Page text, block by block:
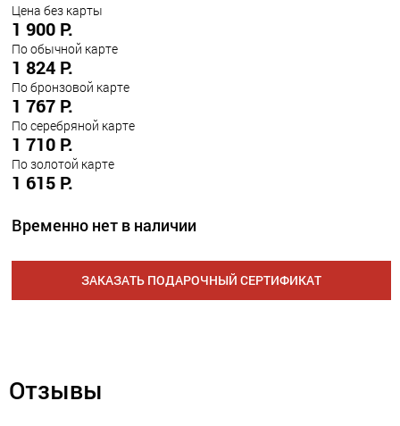
Цена без карты
1 900 Р.
По обычной карте
1 824 Р.
По бронзовой карте
1 767 Р.
По серебряной карте
1 710 Р.
По золотой карте
1 615 Р.
Временно нет в наличии
ЗАКАЗАТЬ ПОДАРОЧНЫЙ СЕРТИФИКАТ
Отзывы